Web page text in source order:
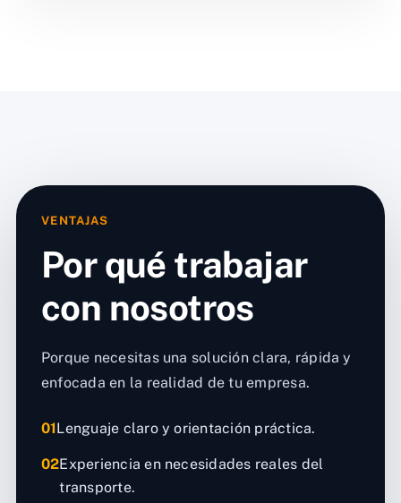
VENTAJAS
Por qué trabajar
con nosotros
Porque necesitas una solución clara, rápida y
enfocada en la realidad de tu empresa.
01Lenguaje claro y orientación práctica.
02Experiencia en necesidades reales del
transporte.